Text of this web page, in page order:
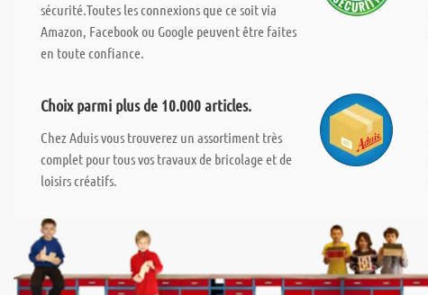
sécurité.Toutes les connexions que ce soit via
Amazon, Facebook ou Google peuvent être faites
en toute confiance.
Choix parmi plus de 10.000 articles.
Chez Aduis vous trouverez un assortiment très
complet pour tous vos travaux de bricolage et de
loisirs créatifs.